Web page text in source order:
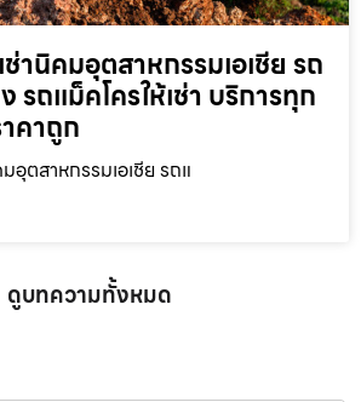
ช่านิคมอุตสาหกรรมเอเชีย รถ
รถแม็คโครให้เช่า บริการทุก
คาถูก
อุตสาหกรรมเอเชีย รถแ
ดูบทความทั้งหมด